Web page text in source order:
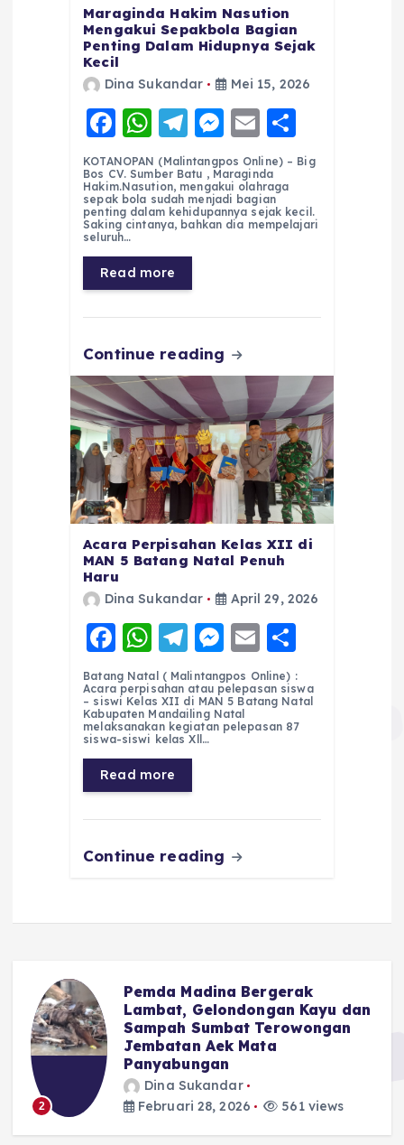
Maraginda Hakim Nasution
Mengakui Sepakbola Bagian
Penting Dalam Hidupnya Sejak
Kecil
Dina Sukandar Mei 15, 2026
F
a
c
e
b
o
o
k
W
h
a
ts
A
p
p
T
el
e
g
r
a
m
M
e
ss
e
n
E
m
ai
l
h
a
re
KOTANOPAN (Malintangpos Online) – Big
Bos CV. Sumber Batu , Maraginda
Hakim.Nasution, mengakui olahraga
sepak bola sudah menjadi bagian
penting dalam kehidupannya sejak kecil.
Saking cintanya, bahkan dia mempelajari
seluruh…
Read more
Continue reading
Acara Perpisahan Kelas XII di
MAN 5 Batang Natal Penuh
Haru
Dina Sukandar April 29, 2026
F
a
c
e
b
o
o
W
h
a
ts
A
p
p
T
el
e
g
r
m
M
e
ss
e
er
E
m
ai
l
h
a
re
Batang Natal ( Malintangpos Online) :
Acara perpisahan atau pelepasan siswa
– siswi Kelas XII di MAN 5 Batang Natal
Kabupaten Mandailing Natal
melaksanakan kegiatan pelepasan 87
siswa-siswi kelas Xll…
Read more
Continue reading
2
Pemda Madina Bergerak
Lambat, Gelondongan Kayu dan
Sampah Sumbat Terowongan
Jembatan Aek Mata
Panyabungan
Dina Sukandar
Februari 28, 2026
561 views